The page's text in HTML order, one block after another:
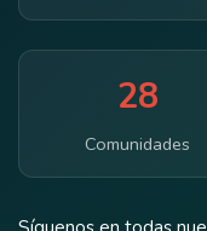
28
Comunidades